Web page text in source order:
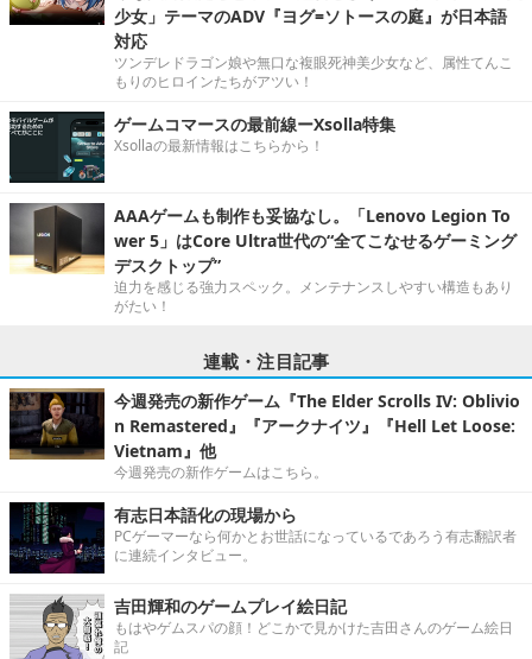
少女」テーマのADV『ヨグ=ソトースの庭』が日本語
対応
ツンデレドラゴン娘や無口な複眼死神美少女など、属性てんこ
もりのヒロインたちがアツい！
ゲームコマースの最前線ーXsolla特集
Xsollaの最新情報はこちらから！
AAAゲームも制作も妥協なし。「Lenovo Legion To
wer 5」はCore Ultra世代の“全てこなせるゲーミング
デスクトップ”
迫力を感じる強力スペック。メンテナンスしやすい構造もあり
がたい！
連載・注目記事
今週発売の新作ゲーム『The Elder Scrolls IV: Oblivio
n Remastered』『アークナイツ』『Hell Let Loose:
Vietnam』他
今週発売の新作ゲームはこちら。
有志日本語化の現場から
PCゲーマーなら何かとお世話になっているであろう有志翻訳者
に連続インタビュー。
吉田輝和のゲームプレイ絵日記
もはやゲムスパの顔！どこかで見かけた吉田さんのゲーム絵日
記